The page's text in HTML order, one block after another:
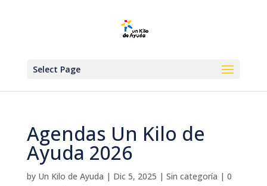
Select Page
Agendas Un Kilo de
Ayuda 2026
by Un Kilo de Ayuda | Dic 5, 2025 | Sin categoría | 0